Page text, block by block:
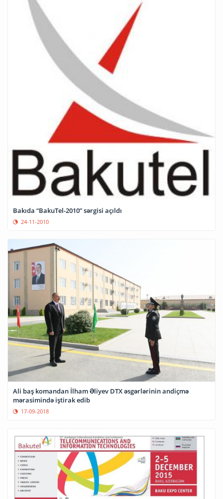
Bakıda “BakuTel-2010” sərgisi açıldı
24-11-2010
Ali baş komandan İlham Əliyev DTX əsgərlərinin andiçmə
mərasimində iştirak edib
17-09-2018